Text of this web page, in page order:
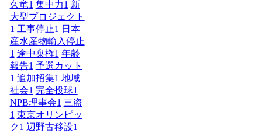
久竜1 集中力1 新
大型プロジェクト
1 工事停止1 日本
産水産物輸入停止
1 途中棄権1 年齢
報告1 予選カット
1 追加招集1 地域
社会1 完全投球1
NPB理事会1 三盗
1 東京オリンピッ
ク1 辺野古移設1